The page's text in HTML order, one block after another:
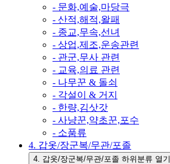
- 문화,예술,마당극
- 산적,해적,왈패
- 종교,무속,선녀
- 상업,제조,운송관련
- 관군,무사 관련
- 교육,의료 관련
- 나무꾼 & 돌쇠
- 각설이 & 거지
- 한량,김삿갓
- 사냥꾼,약초꾼,포수
- 소품류
4. 갑옷/장군복/무관/포졸
4. 갑옷/장군복/무관/포졸 하위분류 열기